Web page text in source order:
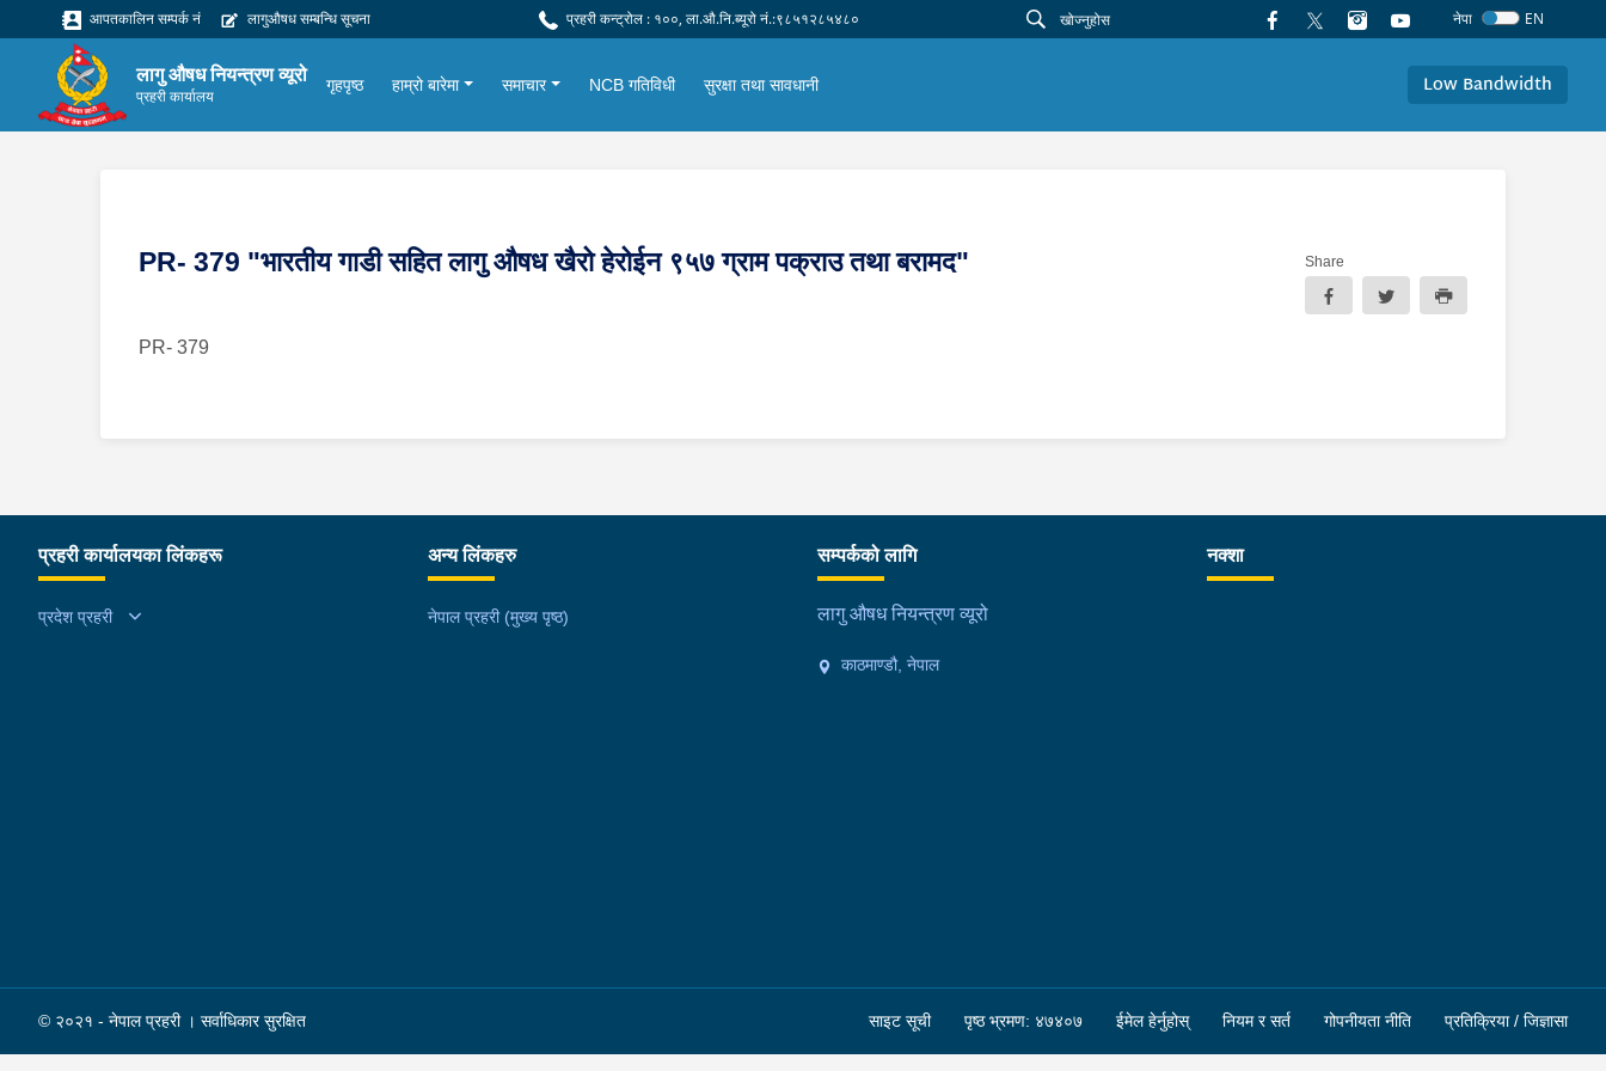
आपतकालिन सम्पर्क नं लागुऔषध सम्बन्धि सूचना प्रहरी कन्ट्रोल : १००, ला.औ.नि.ब्यूरो नं.:९८५१२८५४८० नेपा EN
लागु औषध नियन्त्रण व्यूरो
प्रहरी कार्यालय
गृहपृष्ठ हाम्रो बारेमा समाचार NCB गतिविधी सुरक्षा तथा सावधानी Low Bandwidth
PR- 379 "भारतीय गाडी सहित लागु औषध खैरो हेरोईन ९५७ ग्राम पक्राउ तथा बरामद" Share
PR- 379
प्रहरी कार्यालयका लिंकहरू
प्रदेश प्रहरी
अन्य लिंकहरु
नेपाल प्रहरी (मुख्य पृष्ठ)
सम्पर्कको लागि
लागु औषध नियन्त्रण व्यूरो
काठमाण्डौ, नेपाल
नक्शा
© २०२१ - नेपाल प्रहरी । सर्वाधिकार सुरक्षित साइट सूची पृष्ठ भ्रमण: ४७४०७ ईमेल हेर्नुहोस् नियम र सर्त गोपनीयता नीति प्रतिक्रिया / जिज्ञासा